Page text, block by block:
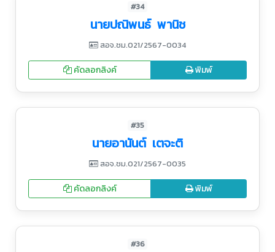
#34
นายปณิพนธ์ พานิช
สอจ.ชม.021/2567-0034
คัดลอกลิงค์ พิมพ์
#35
นายอานันต์ เตจะติ
สอจ.ชม.021/2567-0035
คัดลอกลิงค์ พิมพ์
#36